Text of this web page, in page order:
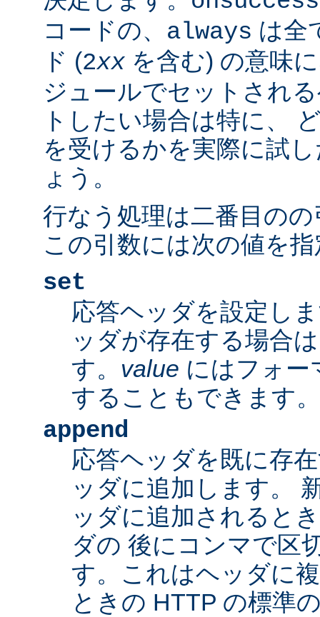
コードの、 always は全
ド (2xx を含む) の意味
ジュールでセットされ
トしたい場合は特に、
を受けるかを実際に試
ょう。
行なう処理は二番目の
この引数には次の値を
set
応答ヘッダを設定し
ッダが存在する場合
す。 value にはフォー
することもできます。
append
応答ヘッダを既に存
ッダに追加します。
ッダに追加されると
ダの 後にコンマで区
す。これはヘッダに
ときの HTTP の標準